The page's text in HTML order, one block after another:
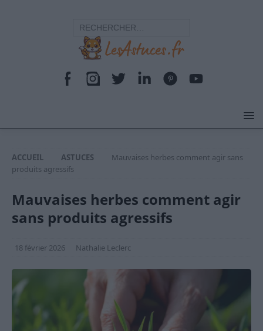
ACCUEIL ASTUCES
Mauvaises herbes comment agir sans
produits agressifs
Mauvaises herbes comment agir
sans produits agressifs
18 février 2026 Nathalie Leclerc